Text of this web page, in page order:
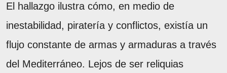
El hallazgo ilustra cómo, en medio de
inestabilidad, piratería y conflictos, existía un
flujo constante de armas y armaduras a través
del Mediterráneo. Lejos de ser reliquias